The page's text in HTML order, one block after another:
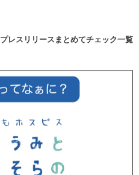
プレスリリースまとめてチェック一覧